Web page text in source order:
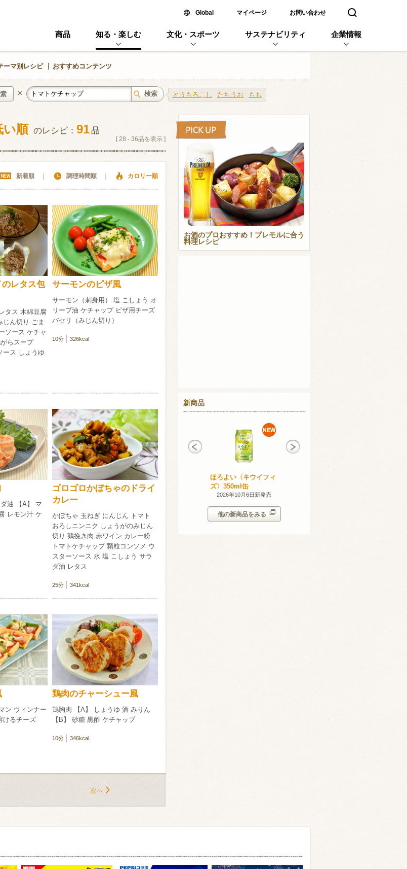
Global新しいウィンドウで開く
マイページ お問い合わせ 検索窓を開く
商品 知る・楽しむ 文化・スポーツ サステナビリティ 企業情報
ーマ別レシピ おすすめコンテンツ
とうもろこし たちうお もも
×
中華風
その他・創作料理 スイーツ
野菜・いも類 きのこ
加工食品系 くだもの
ウイスキー・ブランデー 焼酎
い順 のレシピ： 91品
[28 - 36品を表示 ]
新着順 調理時間順 カロリー順
レタス包
タス 木綿豆腐
じん切り ごま
ソース ケチャ
らスープ
ース しょうゆ
サーモンのピザ風
サーモン（刺身用） 塩 こしょう オ
リーブ油 ケチャップ ピザ用チーズ
パセリ（みじん切り）
10分 326kcal
油 【A】 マ
レモン汁 ケ
ゴロゴロかぼちゃのドライ
カレー
かぼちゃ 玉ねぎ にんじん トマト
おろしニンニク しょうがのみじん
切り 鶏挽き肉 赤ワイン カレー粉
トマトケチャップ 顆粒コンソメ ウ
スターソース 水 塩 こしょう サラ
ダ油 レタス
25分 341kcal
ン ウィンナー
けるチーズ
鶏肉のチャーシュー風
鶏胸肉 【A】 しょうゆ 酒 みりん
【B】 砂糖 黒酢 ケチャップ
10分 346kcal
次へ
お酒のプロおすすめ！プレモルに合う
料理レシピ
新商品
ほろよい〈キウイフィ
ズ〉350ml缶
2026年10月6日新発売
信州富士見町産 甲州
ブリュット 2023
他の新商品をみる